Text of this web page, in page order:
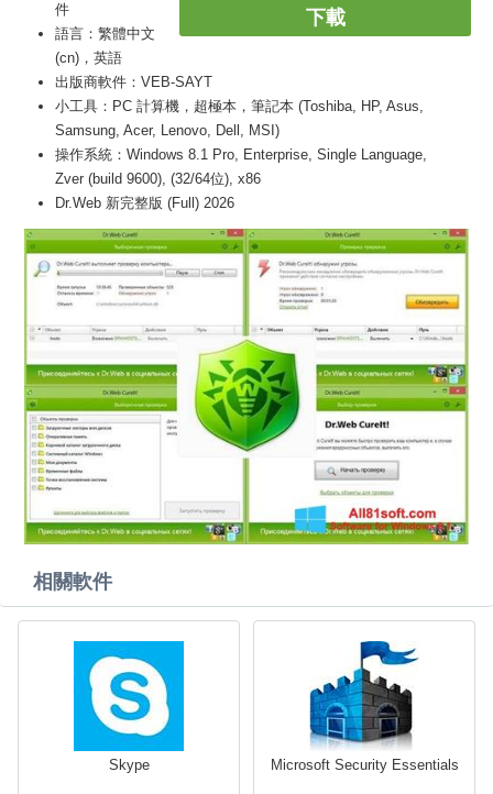
下載
件
語言：繁體中文
(cn)，英語
出版商軟件：VEB-SAYT
小工具：PC 計算機，超極本，筆記本 (Toshiba, HP, Asus,
Samsung, Acer, Lenovo, Dell, MSI)
操作系統：Windows 8.1 Pro, Enterprise, Single Language,
Zver (build 9600), (32/64位), x86
Dr.Web 新完整版 (Full) 2026
相關軟件
Skype Microsoft Security Essentials